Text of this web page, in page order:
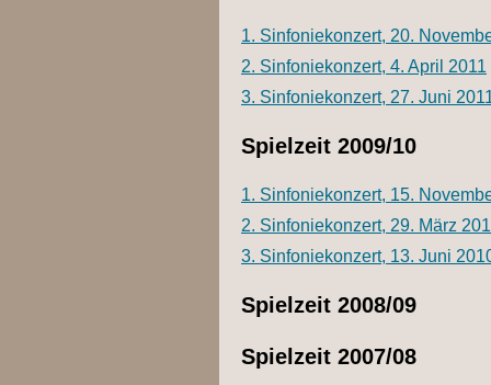
1. Sinfoniekonzert, 20.
2. Sinfoniekonzert, 4. April 2011
3. Sinfoniekonzert, 27. Juni
Spielzeit 2009/10
1. Sinfoniekonzert, 15.
2. Sinfoniekonzert, 29. März
3. Sinfoniekonzert, 13. Juni
Spielzeit 2008/09
Spielzeit 2007/08